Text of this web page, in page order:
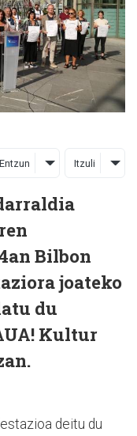
Entzun Itzuli
Bilbon
joateko
du
Kultur
deitu du